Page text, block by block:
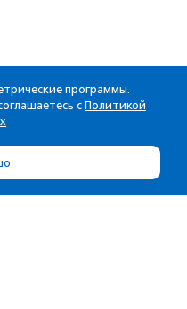
программы.
с Политикой